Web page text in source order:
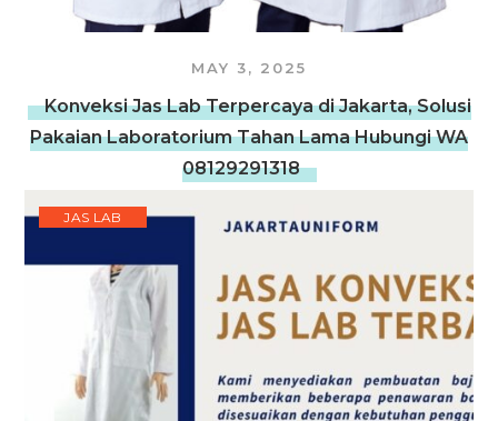
MAY 3, 2025
Konveksi Jas Lab Terpercaya di Jakarta, Solusi
Pakaian Laboratorium Tahan Lama Hubungi WA
08129291318
JAS LAB